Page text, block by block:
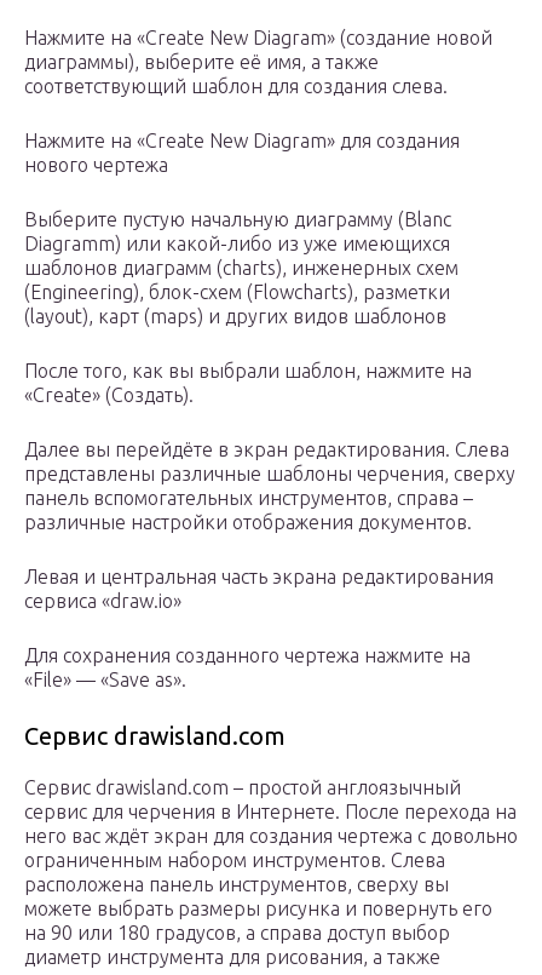
Нажмите на «Create New Diagram» (создание новой
диаграммы), выберите её имя, а также
соответствующий шаблон для создания слева.
Нажмите на «Create New Diagram» для создания
нового чертежа
Выберите пустую начальную диаграмму (Blanc
Diagramm) или какой-либо из уже имеющихся
шаблонов диаграмм (charts), инженерных схем
(Engineering), блок-схем (Flowcharts), разметки
(layout), карт (maps) и других видов шаблонов
После того, как вы выбрали шаблон, нажмите на
«Create» (Создать).
Далее вы перейдёте в экран редактирования. Слева
представлены различные шаблоны черчения, сверху
панель вспомогательных инструментов, справа –
различные настройки отображения документов.
Левая и центральная часть экрана редактирования
сервиса «draw.io»
Для сохранения созданного чертежа нажмите на
«File» — «Save as».
Сервис drawisland.com
Сервис drawisland.com – простой англоязычный
сервис для черчения в Интернете. После перехода на
него вас ждёт экран для создания чертежа с довольно
ограниченным набором инструментов. Слева
расположена панель инструментов, сверху вы
можете выбрать размеры рисунка и повернуть его
на 90 или 180 градусов, а справа доступ выбор
диаметр инструмента для рисования, а также